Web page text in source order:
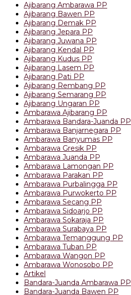
Ajibarang Ambarawa PP
Ajibarang Bawen PP
Ajibarang Demak PP
Ajibarang Jepara PP
Ajibarang Juwana PP
Ajibarang Kendal PP
Ajibarang Kudus PP
Ajibarang Lasem PP
Ajibarang Pati PP
Ajibarang Rembang PP
Ajibarang Semarang PP
Ajibarang Ungaran PP
Ambarawa Ajibarang PP
Ambarawa Bandara-Juanda PP
Ambarawa Banjarnegara PP
Ambarawa Banyumas PP
Ambarawa Gresik PP
Ambarawa Juanda PP
Ambarawa Lamongan PP
Ambarawa Parakan PP
Ambarawa Purbalingga PP
Ambarawa Purwokerto PP
Ambarawa Secang PP
Ambarawa Sidoarjo PP
Ambarawa Sokaraja PP
Ambarawa Surabaya PP
Ambarawa Temanggung PP
Ambarawa Tuban PP
Ambarawa Wangon PP
Ambarawa Wonosobo PP
Artikel
Bandara-Juanda Ambarawa PP
Bandara-Juanda Bawen PP